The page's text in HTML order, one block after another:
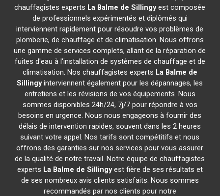
chauffagistes experts La Balme de Sillingyest composée
de professionnels expérimentés et diplômés qui
interviennent rapidement pour résoudre vos problèmes de
plomberie, de chauffage et de climatisation. Nous offrons
une gamme de services complets, allant de la réparation de
fuites d'eau à l'installation de systèmes de chauffage et de
climatisation. Nos chauffagistes experts La Balme de
Sillingyinterviennent également pour les dépannages, les
entretiens et les révisions de vos équipements. Nous
sommes disponibles 24h/24, 7j/7 pour répondre à vos
besoins en urgence. Nous nous engageons à fournir des
délais de intervention rapides, souvent dans les 2 heures
suivant votre appel. Nos tarifs sont compétitifs et nous
offrons des garanties sur nos services pour vous assurer
de la qualité de notre travail. Notre équipe de chauffagistes
experts La Balme de Sillingyest fière de ses résultats et
de ses nombreux avis clients satisfaits. Nous sommes
recommandés par nos clients pour notre